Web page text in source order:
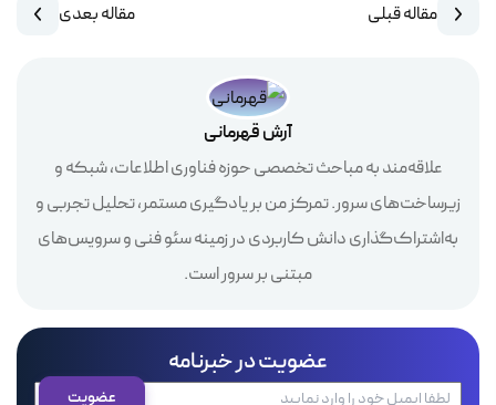
مقاله قبلی مقاله بعدی
آرش قهرمانی
علاقه‌مند به مباحث تخصصی حوزه فناوری اطلاعات، شبکه و
زیرساخت‌های سرور. تمرکز من بر یادگیری مستمر، تحلیل تجربی و
به‌اشتراک‌گذاری دانش کاربردی در زمینه سئو فنی و سرویس‌های
مبتنی بر سرور است.
عضویت در خبرنامه